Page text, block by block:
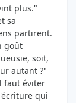
plus."
sa
partirent.
goût
soit,
autant ?"
faut éviter
qui